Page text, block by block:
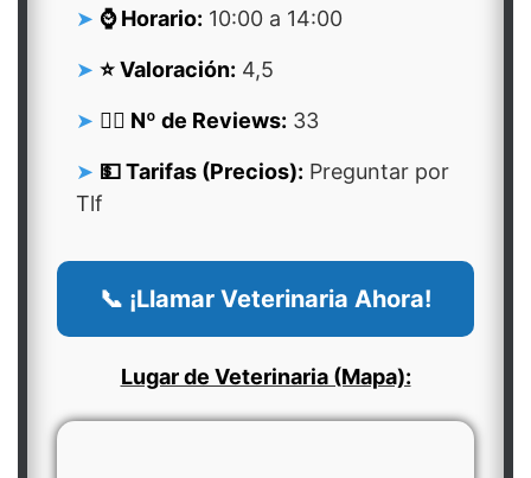
⌚ Horario: 10:00 a 14:00
⭐ Valoración: 4,5
👍🏻 Nº de Reviews: 33
💵 Tarifas (Precios): Preguntar por
Tlf
📞 ¡Llamar Veterinaria Ahora!
Lugar de Veterinaria (Mapa):